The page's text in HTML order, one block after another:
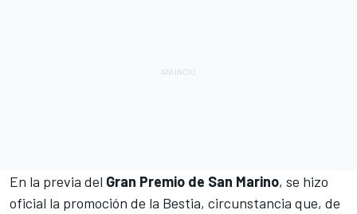
En la previa del Gran Premio de San Marino, se hizo
oficial la promoción de la Bestia, circunstancia que, de